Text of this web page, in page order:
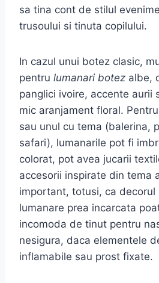
sa tina cont de stilul
trusoului si tinuta copilului.
In cazul unui botez clasic,
pentru lumanari botez albe,
panglici ivoire, accente aurii
mic aranjament floral.
sau unul cu tema (balerina,
safari), lumanarile pot fi
colorat, pot avea jucarii
accesorii inspirate din tema
important, totusi, ca
lumanare prea incarcata
incomoda de tinut pentru
nesigura, daca elementele
inflamabile sau prost fixate.